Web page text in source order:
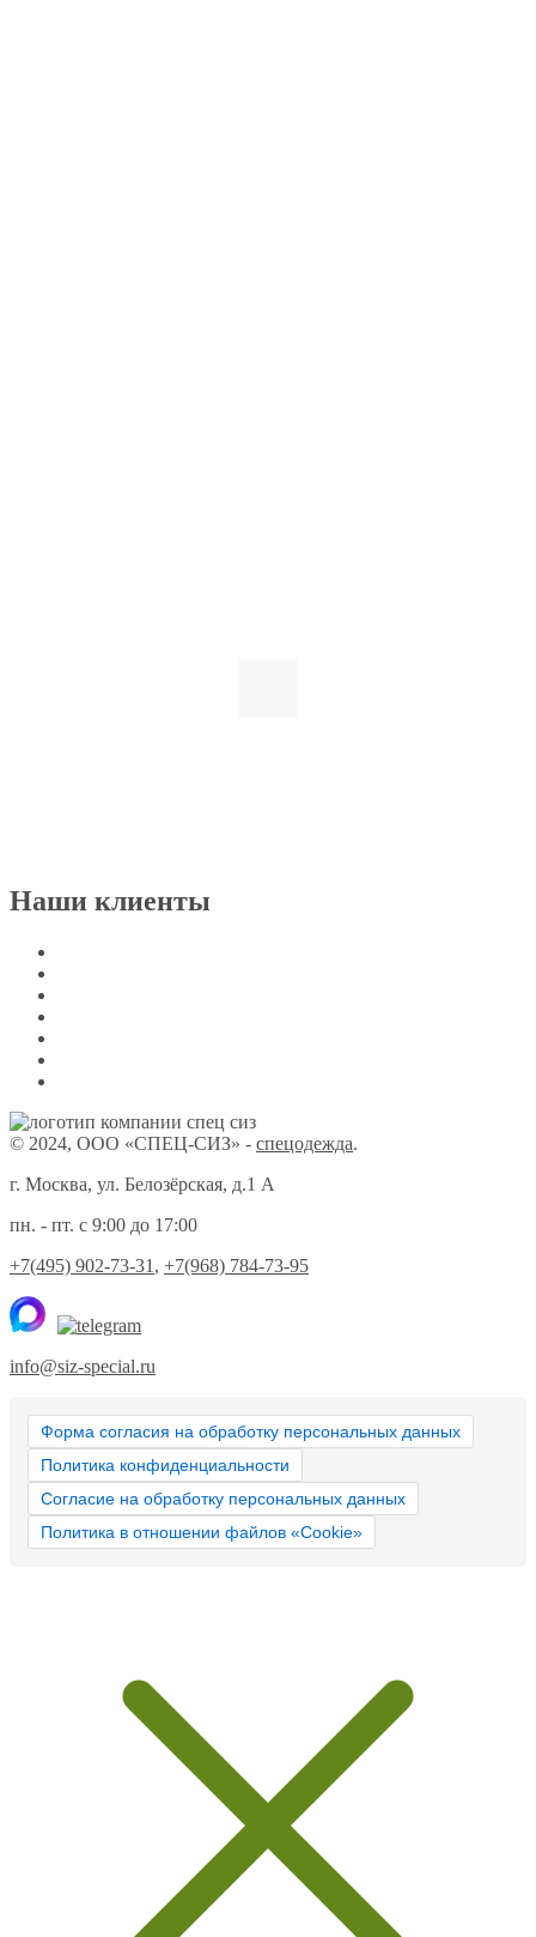
Наши клиенты
© 2024, ООО «СПЕЦ-СИЗ» - спецодежда.
г. Москва, ул. Белозёрская, д.1 А
пн. - пт. с 9:00 до 17:00
+7(495) 902-73-31 , +7(968) 784-73-95
info@siz-special.ru
Форма согласия на обработку персональных данных
Политика конфиденциальности
Согласие на обработку персональных данных
Политика в отношении файлов «Cookie»